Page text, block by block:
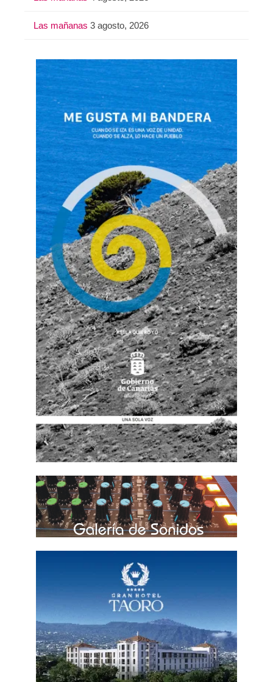
Las mañanas 3 agosto, 2026